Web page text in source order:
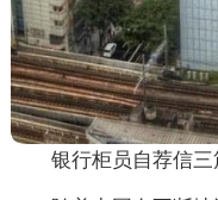
银行柜员自荐信三